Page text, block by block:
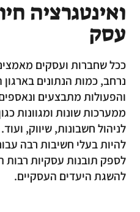
ואינטגרציה
עסק
ככל שחברות ועסקים
נרחב, כמות הנתונים בארגון
והפעולות מתבצעים
לניהול חשבונות, שיווק,
להיות בעלי חשיבות רבה
לספק תובנות עסקיות רבות
להשגת היעדים העסקיים.